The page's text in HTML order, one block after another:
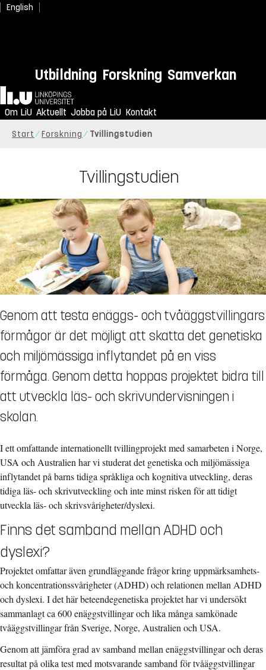
English
Utbildning Forskning Samverkan
Hem
Om LiU Aktuellt Jobba på LiU Kontakt
Start Forskning Tvillingstudien
Tvillingstudien
Genom att testa enäggs- och tvåäggstvillingars
förmågor är det möjligt att skatta det genetiska
och miljömässiga inflytandet på en viss
förmåga. Genom detta hoppas projektet bidra till
att utveckla läs- och skrivundervisningen i
skolan.
I ett omfattande internationellt tvillingprojekt med samarbeten i Norge,
USA och Australien har vi studerat det genetiska och miljömässiga
inflytandet på barns tidiga språkliga och kognitiva utveckling, deras
tidiga läs- och skrivutveckling och inte minst risken för att tidigt
utveckla läs- och skrivsvårigheter/dyslexi.
Finns det samband mellan ADHD och
dyslexi?
Projektet omfattar även grundläggande frågor kring uppmärksamhets-
och koncentrationssvårigheter (ADHD) och relationen mellan ADHD
och dyslexi. I det här beteendegenetiska projektet har vi undersökt
sammanlagt ca 600 enäggstvillingar och lika många samkönade
tvåäggstvillingar från Sverige, Norge, Australien och USA.
Genom att jämföra grad av samband mellan enäggstvillingar och deras
resultat på olika test med motsvarande samband för tvåäggstvillingar